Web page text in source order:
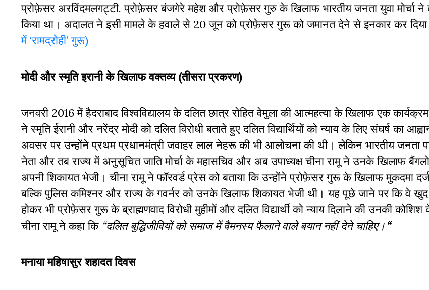
प्रोफ़ेसर अरविंदमलगट्टी. प्रोफ़ेसर बंजगेरे महेश और प्रोफ़ेसर गुरु के खिलाफ भारतीय जनता युवा मोर्चा ने
किया था। अदालत ने इसी मामले के हवाले से 20 जून को प्रोफ़ेसर गुरू को जमानत देने से इनकार कर दिया
में ‘रामद्रोही’ गुरू)
मोदी और स्मृति इरानी के खिलाफ वक्तव्य (तीसरा प्रकरण)
जनवरी 2016 में हैदराबाद विश्वविद्यालय के दलित छात्र रोहित वेमुला की आत्महत्या के खिलाफ एक
ने स्मृति ईरानी और नरेंद्र मोदी को दलित विरोधी बताते हुए दलित विद्यार्थियों को न्याय के लिए संघर्ष का
अवसर पर उन्होंने प्रथम प्रधानमंत्री जवाहर लाल नेहरू की भी आलोचना की थी। लेकिन भारतीय जनता
नेता और तब राज्य में अनुसूचित जाति मोर्चा के महासचिव और अब उपाध्यक्ष चीना रामू ने उनके खिलाफ
अपनी शिकायत भेजी। चीना रामू ने फॉरवर्ड प्रेस को बताया कि उन्होंने प्रोफ़ेसर गुरू के खिलाफ मुकदमा
बल्कि पुलिस कमिश्नर और राज्य के गवर्नर को उनके खिलाफ शिकायत भेजी थी। यह पूछे जाने पर कि वे खुद
होकर भी प्रोफ़ेसर गुरू के ब्राह्मणवाद विरोधी मुहीमों और दलित विद्यार्थी को न्याय दिलाने की उनकी
चीना रामू ने कहा कि“दलित बुद्धिजीवियों को समाज में वैमनस्य फैलाने वाले बयान नहीं देने चाहिए। “
मनाया महिषासुर शहादत दिवस